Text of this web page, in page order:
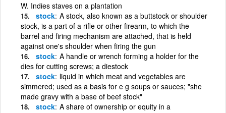
W. Indies staves on a plantation
stock A stock, also known as a buttstock or shoulder
stock, is a part of a rifle or other firearm, to which the
barrel and firing mechanism are attached, that is held
against one's shoulder when firing the gun
stock A handle or wrench forming a holder for the
dies for cutting screws; a diestock
stock liquid in which meat and vegetables are
simmered; used as a basis for e g soups or sauces; "she
made gravy with a base of beef stock"
stock A share of ownership or equity in a